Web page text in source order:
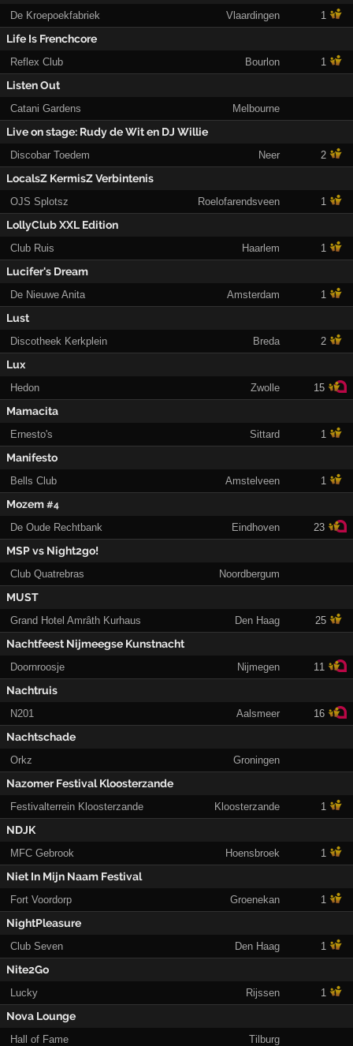
De Kroepoekfabriek Vlaardingen 1
Life Is Frenchcore
Reflex Club Bourlon 1
Listen Out
Catani Gardens Melbourne
Live on stage: Rudy de Wit en DJ Willie
Discobar Toedem Neer 2
LocalsZ KermisZ Verbintenis
OJS Splotsz Roelofarendsveen 1
LollyClub XXL Edition
Club Ruis Haarlem 1
Lucifer's Dream
De Nieuwe Anita Amsterdam 1
Lust
Discotheek Kerkplein Breda 2
Lux
Hedon Zwolle 15
Mamacita
Ernesto's Sittard 1
Manifesto
Bells Club Amstelveen 1
Mozem#4
De Oude Rechtbank Eindhoven 23
MSP vs Night2go!
Club Quatrebras Noordbergum
MUST
Grand Hotel Amrâth Kurhaus Den Haag 25
Nachtfeest Nijmeegse Kunstnacht
Doornroosje Nijmegen 11
Nachtruis
N201 Aalsmeer 16
Nachtschade
Orkz Groningen
Nazomer Festival Kloosterzande
Festivalterrein Kloosterzande Kloosterzande 1
NDJK
MFC Gebrook Hoensbroek 1
Niet In Mijn Naam Festival
Fort Voordorp Groenekan 1
NightPleasure
Club Seven Den Haag 1
Nite2Go
Lucky Rijssen 1
Nova Lounge
Hall of Fame Tilburg